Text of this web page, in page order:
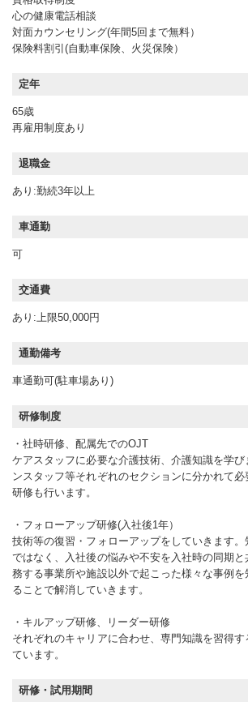
心の健康電話相談
対面カウンセリング(年間5回まで無料）
保険料割引(自動車保険、火災保険）
定年
65歳
再雇用制度あり
退職金
あり:勤続3年以上
車通勤
可
交通費
あり:上限50,000円
通勤備考
車通勤可(駐車場あり)
研修制度
・社時研修、配属先でのOJT
ケアスタッフに必要な介護技術、介護知識を学
ンスタッフ等それぞれのセクションに分かれて
研修も行います。
・フォローアップ研修(入社後1年）
技術等の復習・フォローアップをしていきます
ではなく、入社後の悩みや不安を入社時の同期
務する事業所や施設以外で起こった様々な事例
ることで解消していきます。
・キルアップ研修、リーダー研修
それぞれのキャリアに合わせ、専門知識を習得
ています。
研修・試用期間